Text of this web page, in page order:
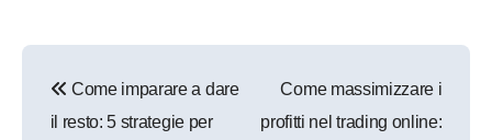
articoli
Come imparare a dare
il resto: 5 strategie per
Come massimizzare i
profitti nel trading online: